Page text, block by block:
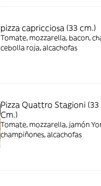
pizza capricciosa (33 cm.)
Tomate, mozzarella, bacon,
cebolla roja, alcachofas
Pizza Quattro Stagioni (33
Cm.)
Tomate, mozzarella, jamón
champiñones, alcachofas